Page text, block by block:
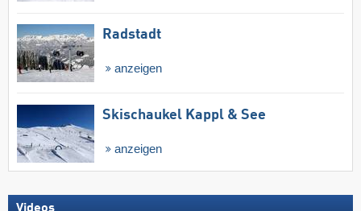
Radstadt
anzeigen
Skischaukel Kappl & See
anzeigen